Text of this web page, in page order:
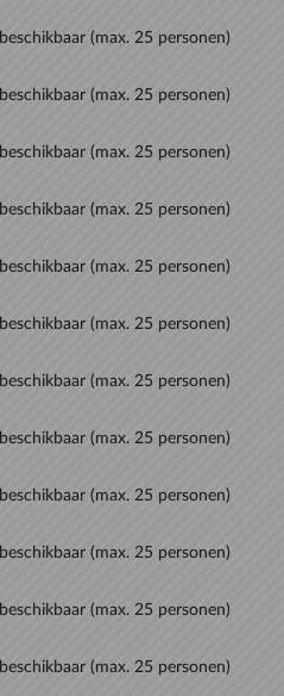
(max. 25 personen)
(max. 25 personen)
(max. 25 personen)
(max. 25 personen)
(max. 25 personen)
(max. 25 personen)
(max. 25 personen)
(max. 25 personen)
(max. 25 personen)
(max. 25 personen)
(max. 25 personen)
(max. 25 personen)